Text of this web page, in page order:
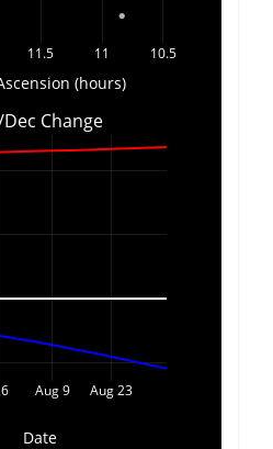
11.5 11 10.5
Aug 9 Aug 23
(hours)
Date
Dec Change